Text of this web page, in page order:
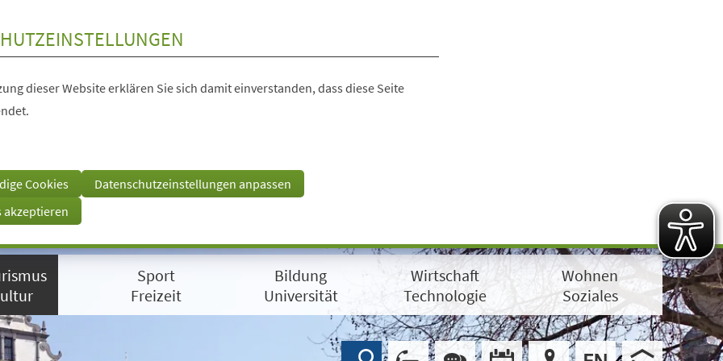
dieser Website erklären Sie sich damit einverstanden, dass diese Seite
Cookies
Datenschutzeinstellungen anpassen
akzeptieren
Sport
Freizeit
Bildung
Universität
Wirtschaft
Technologie
Wohnen
Soziales